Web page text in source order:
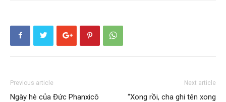
Previous article
Ngày hè của Đức Phanxicô
Next article
“Xong rồi, cha ghi tên xong